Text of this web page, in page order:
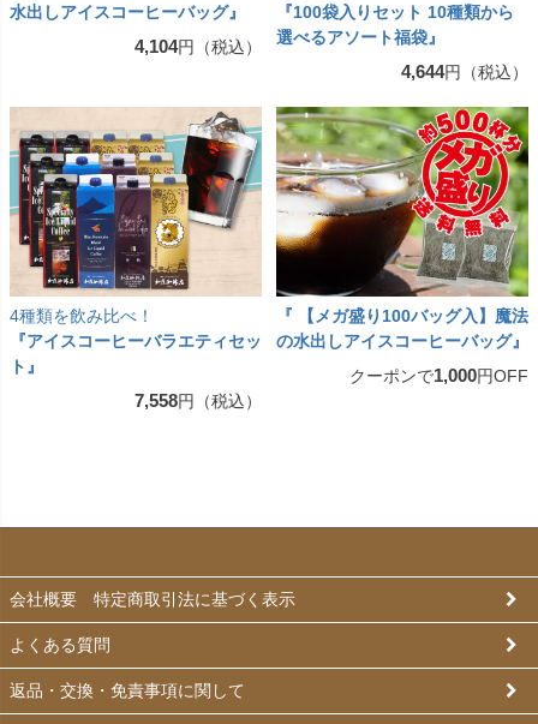
水出しアイスコーヒーバッグ』
4,104円（税込）
『100袋入りセット 10種類から
選べるアソート福袋』
4,644円（税込）
4種類を飲み比べ！
『アイスコーヒーバラエティセッ
ト』
7,558円（税込）
『 【メガ盛り100バッグ入】魔法
の水出しアイスコーヒーバッグ』
クーポンで1,000円OFF
会社概要 特定商取引法に基づく表示
よくある質問
返品・交換・免責事項に関して